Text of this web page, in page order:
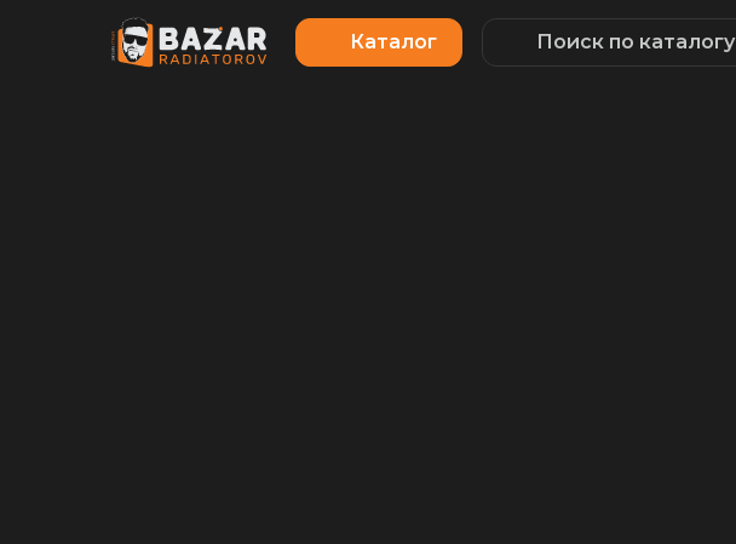
Каталог Поиск по каталогу